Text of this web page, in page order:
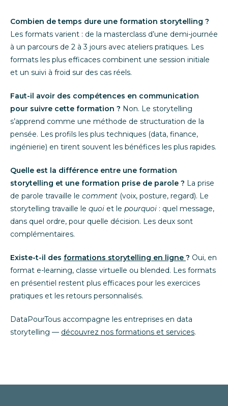
Combien de temps dure une formation storytelling ?
Les formats varient : de la masterclass d’une demi-journée
à un parcours de 2 à 3 jours avec ateliers pratiques. Les
formats les plus efficaces combinent une session initiale
et un suivi à froid sur des cas réels.
Faut-il avoir des compétences en communication
pour suivre cette formation ? Non. Le storytelling
s’apprend comme une méthode de structuration de la
pensée. Les profils les plus techniques (data, finance,
ingénierie) en tirent souvent les bénéfices les plus rapides.
Quelle est la différence entre une formation
storytelling et une formation prise de parole ? La prise
de parole travaille le comment (voix, posture, regard). Le
storytelling travaille le quoi et le pourquoi : quel message,
dans quel ordre, pour quelle décision. Les deux sont
complémentaires.
Existe-t-il des formations storytelling en ligne ? Oui, en
format e-learning, classe virtuelle ou blended. Les formats
en présentiel restent plus efficaces pour les exercices
pratiques et les retours personnalisés.
DataPourTous accompagne les entreprises en data
storytelling — découvrez nos formations et services.